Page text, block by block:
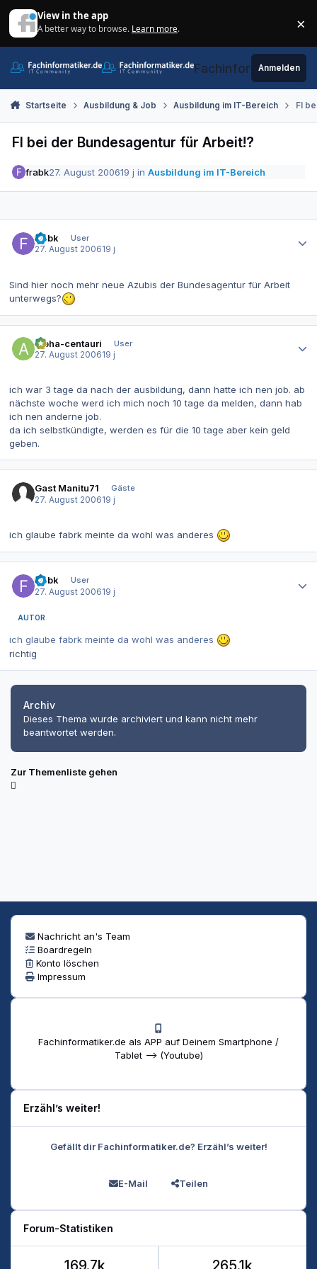
View in the app
A better way to browse. Learn more. ×
Fachinformatiker.de
Anmelden
Startseite Ausbildung & Job Ausbildung im IT-Bereich FI
FI bei der Bundesagentur für Arbeit!?
frabk27. August 200619 j inAusbildung im IT-Bereich
frabk
User
27. August 200619 j
Sind hier noch mehr neue Azubis der Bundesagentur für Arbeit
unterwegs?
alpha-centauri
User
27. August 200619 j
ich war 3 tage da nach der ausbildung, dann hatte ich nen job. ab
nächste woche werd ich mich noch 10 tage da melden, dann hab
ich nen anderne job.
da ich selbstkündigte, werden es für die 10 tage aber kein geld
geben.
Gast Manitu71
Gäste
27. August 200619 j
ich glaube fabrk meinte da wohl was anderes
frabk
User
27. August 200619 j
AUTOR
ich glaube fabrk meinte da wohl was anderes
richtig
Archiv
Dieses Thema wurde archiviert und kann nicht mehr
beantwortet werden.
Zur Themenliste gehen
Nachricht an's Team
Boardregeln
Konto löschen
Impressum
Fachinformatiker.de als APP auf Deinem Smartphone /
Tablet --> (Youtube)
Erzähl’s weiter!
Gefällt dir Fachinformatiker.de? Erzähl’s weiter!
E-Mail Teilen
Forum-Statistiken